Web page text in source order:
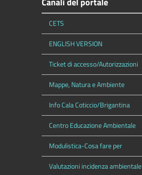
CETS
ENGLISH VERSION
Ticket di accesso/Autorizzazioni
Mappe, Natura e Ambiente
Info Cala Coticcio/Brigantina
Centro Educazione Ambientale
Modulistica-Cosa fare per
Valutazioni incidenza ambientale